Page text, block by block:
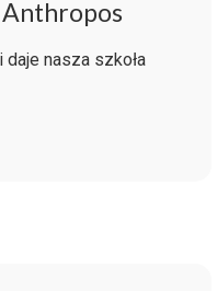
Anthropos
nasza szkoła